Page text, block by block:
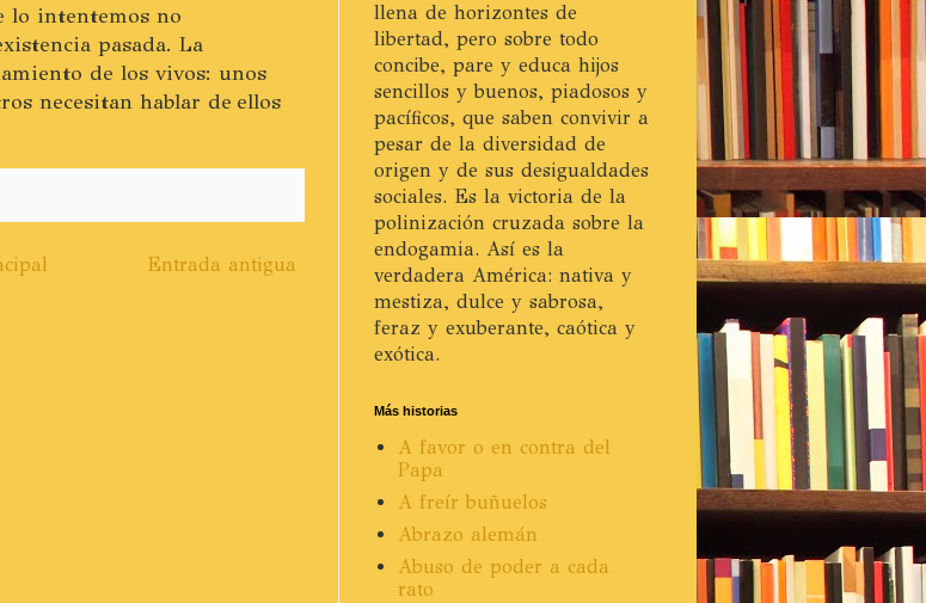
lo intentemos no
pasada. La
de los vivos: unos
necesitan hablar de ellos
Entrada antigua
llena de horizontes de
libertad, pero sobre todo
concibe, pare y educa hijos
sencillos y buenos, piadosos y
pacíficos, que saben convivir a
pesar de la diversidad de
origen y de sus desigualdades
sociales. Es la victoria de la
polinización cruzada sobre la
endogamia. Así es la
verdadera América: nativa y
mestiza, dulce y sabrosa,
feraz y exuberante, caótica y
exótica.
Más historias
A favor o en contra del
Papa
A freír buñuelos
Abrazo alemán
Abuso de poder a cada
rato